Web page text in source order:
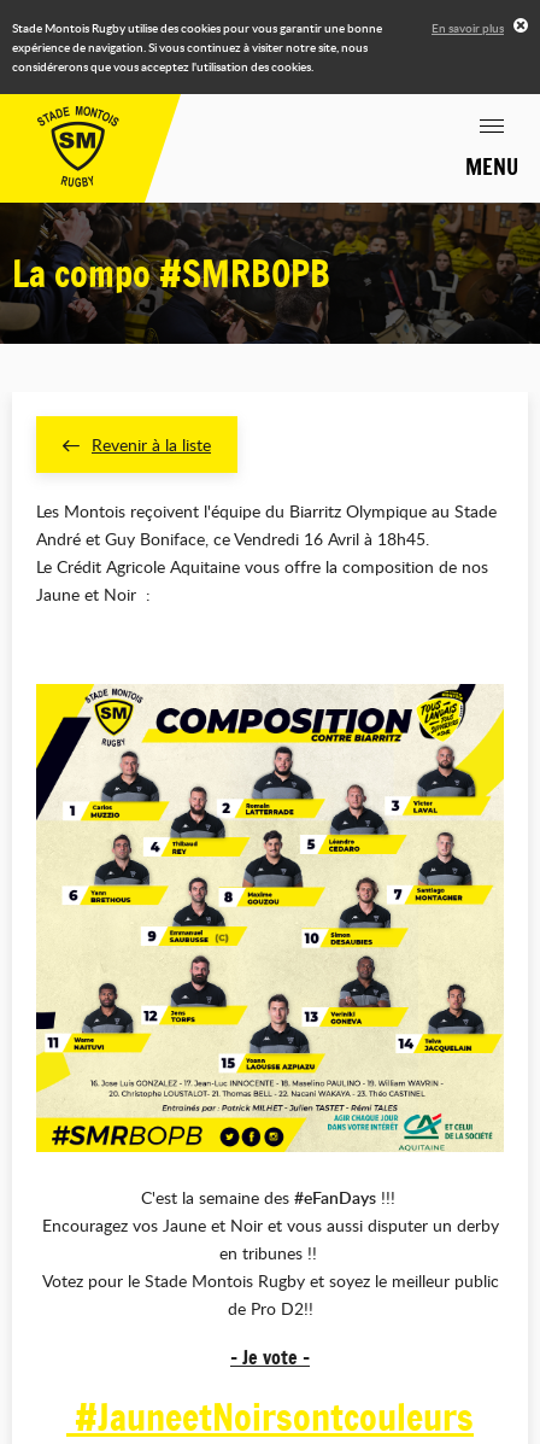
Stade Montois Rugby utilise des cookies pour vous garantir une bonne
expérience de navigation. Si vous continuez à visiter notre site, nous
considérerons que vous acceptez l'utilisation des cookies.
En savoir plus
MENU
La compo #SMRBOPB
Revenir à la liste
Les Montois reçoivent l'équipe du Biarritz Olympique au Stade
André et Guy Boniface, ce Vendredi 16 Avril à 18h45.
Le Crédit Agricole Aquitaine vous offre la composition de nos
Jaune et Noir :
C'est la semaine des #eFanDays!!!
Encouragez vos Jaune et Noir et vous aussi disputer un derby
en tribunes !!
Votez pour le Stade Montois Rugby et soyez le meilleur public
de Pro D2!!
- Je vote -
#JauneetNoirsontcouleurs